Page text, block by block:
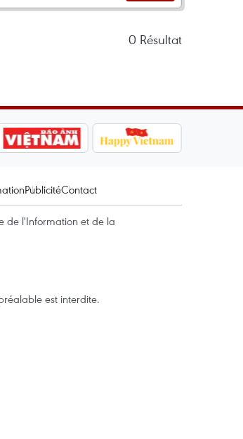
0 Résultat
PublicitéContact
de l'Information et de la
est interdite.